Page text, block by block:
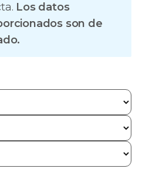
Los datos
son de